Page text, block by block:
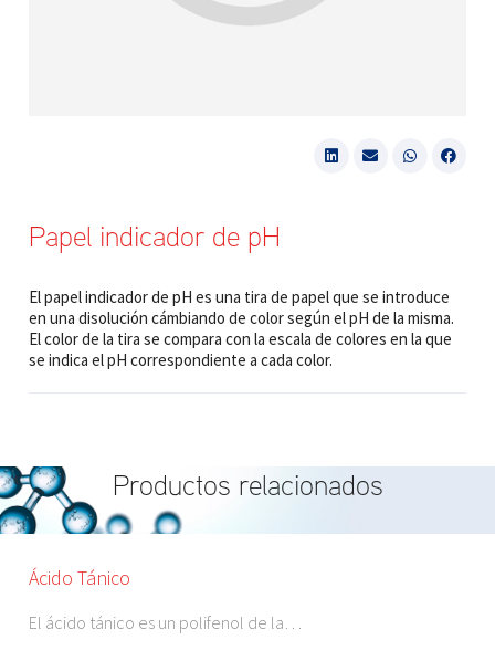
Papel indicador de pH
El papel indicador de pH es una tira de papel que se introduce
en una disolución cámbiando de color según el pH de la misma.
El color de la tira se compara con la escala de colores en la que
se indica el pH correspondiente a cada color.
Productos relacionados
Ácido Tánico
El ácido tánico es un polifenol de la…